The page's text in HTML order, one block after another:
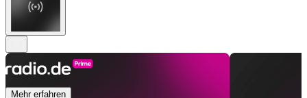
Mehr erfahren